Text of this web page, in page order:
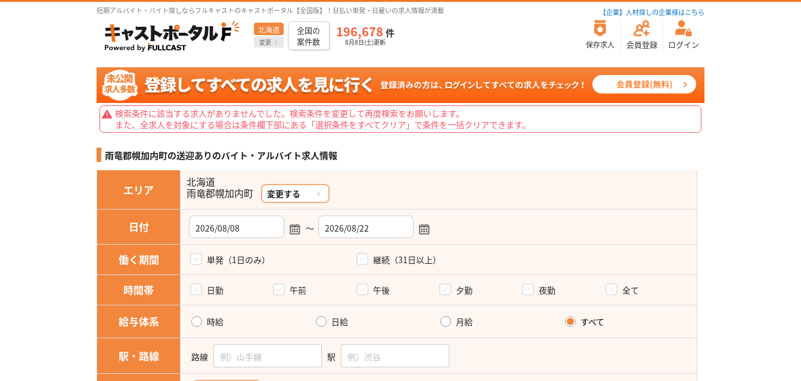
短期アルバイト・バイト探しならフルキャストのキャストポータル【全国版】！日払い単発・日雇いの求人情報が満載 【企業】人材探しの企業様はこちら
北海道
変更
全国の
案件数
196,678 件
8月8日(土)更新 保存求人 会員登録 ログイン
検索条件に該当する求人がありませんでした。検索条件を変更して再度検索をお願いします。
また、全求人を対象にする場合は条件欄下部にある「選択条件をすべてクリア」で条件を一括クリアできます。
雨竜郡幌加内町の送迎ありのバイト・アルバイト求人情報
エリア
北海道
雨竜郡幌加内町 変更する
日付 ～
働く期間 単発（1日のみ） 継続（31日以上）
時間帯 日勤 午前 午後 夕勤 夜勤 全て
給与体系 時給 日給 月給 すべて
駅・路線 路線 駅